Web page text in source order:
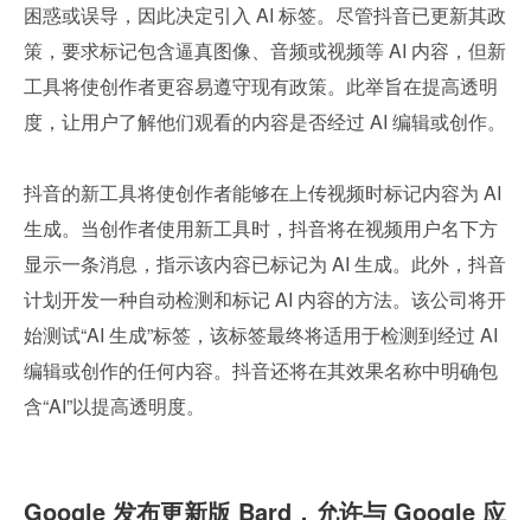
困惑或误导，因此决定引入 AI 标签。尽管抖音已更新其政
策，要求标记包含逼真图像、音频或视频等 AI 内容，但新
工具将使创作者更容易遵守现有政策。此举旨在提高透明
度，让用户了解他们观看的内容是否经过 AI 编辑或创作。
抖音的新工具将使创作者能够在上传视频时标记内容为 AI
生成。当创作者使用新工具时，抖音将在视频用户名下方
显示一条消息，指示该内容已标记为 AI 生成。此外，抖音
计划开发一种自动检测和标记 AI 内容的方法。该公司将开
始测试“AI 生成”标签，该标签最终将适用于检测到经过 AI
编辑或创作的任何内容。抖音还将在其效果名称中明确包
含“AI”以提高透明度。
Google 发布更新版 Bard，允许与 Google 应